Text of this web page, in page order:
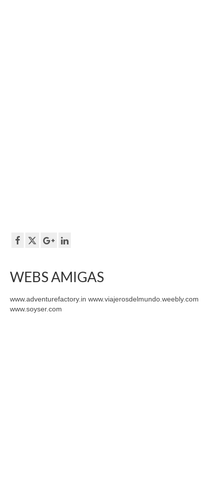
WEBS AMIGAS
www.adventurefactory.in www.viajerosdelmundo.weebly.com
www.soyser.com